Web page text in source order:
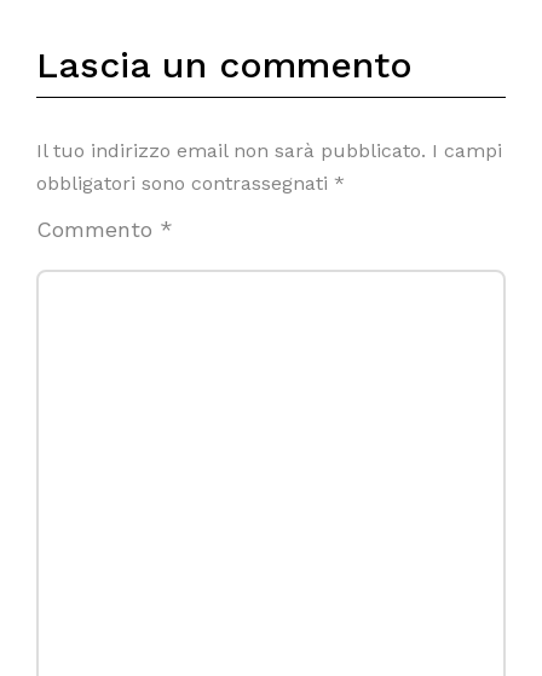
Lascia un commento
Il tuo indirizzo email non sarà pubblicato. I campi
obbligatori sono contrassegnati *
Commento *